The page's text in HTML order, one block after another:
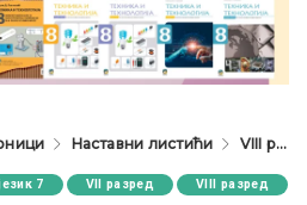
Наставни листићи VIII разред
7 VII разред VIII разред